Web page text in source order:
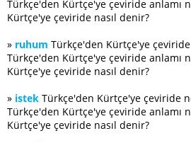
Türkçe'den Kürtçe'ye çeviride anlamı
Kürtçe'ye çeviride nasıl denir?
» ruhum Türkçe'den Kürtçe'ye
Türkçe'den Kürtçe'ye çeviride anlamı
Kürtçe'ye çeviride nasıl denir?
» istek Türkçe'den Kürtçe'ye çeviride
Türkçe'den Kürtçe'ye çeviride anlamı
Kürtçe'ye çeviride nasıl denir?